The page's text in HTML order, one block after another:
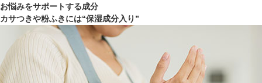
お悩みをサポートする成分
カサつきや粉ふきには“保湿成分入り”